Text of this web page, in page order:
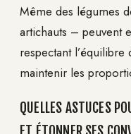
Même des légumes
artichauts – peuvent
respectant l’équilibre
maintenir les
QUELLES ASTUCES